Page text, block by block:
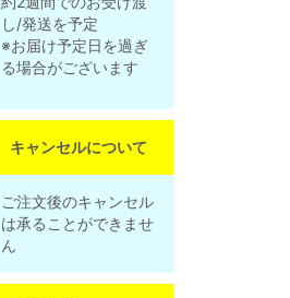
し/発送を予定
※お届け予定日を過ぎ
る場合がございます
キャンセルについて
ご注文後のキャンセル
は承ることができませ
ん